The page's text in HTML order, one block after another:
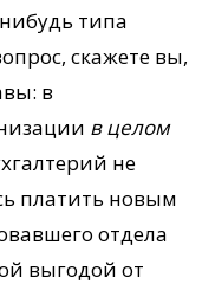
типа
скажете вы,
в
в целом
не
платить новым
отдела
выгодой от